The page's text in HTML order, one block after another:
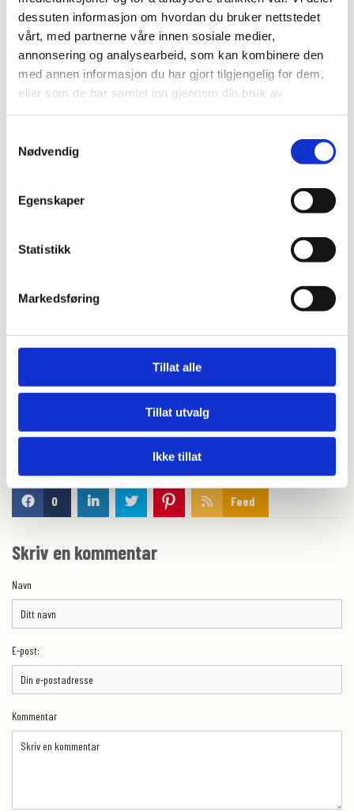
dessuten informasjon om hvordan du bruker nettstedet
vårt, med partnerne våre innen sosiale medier,
annonsering og analysearbeid, som kan kombinere den
med annen informasjon du har gjort tilgjengelig for dem,
eller som de har samlet inn gjennom din bruk av
Nødvendig
Egenskaper
Statistikk
Markedsføring
Tillat alle
Tillat utvalg
Ikke tillat
Sett ovnen på 250 grader og sett inn jerngryta uten brøddeig, nest
nederste trinn.
Når ovnen er varm tar du gryta ut av ovnen, drysser litt mel i bunn
og legger deigen oppi.
Kutt noen snitt i deigen.
Senk varmen til 225 grader, ta av lokket og stek videre i ca 15-20
Steketiden varierer fra ovn til ovn, men brødet er ferdig når det har
under.
0 Feed
Skriv en kommentar
Navn
E-post:
Kommentar